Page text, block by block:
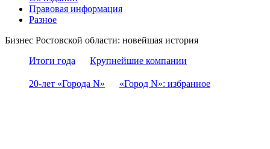
Правовая информация
Разное
Бизнес Ростовской области: новейшая история
Итоги года
Крупнейшие компании
20-лет «Города N» «Город N»: избранное